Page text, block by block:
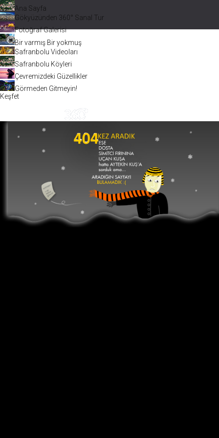
Ana Sayfa
Gökyüzünden 360° Sanal Tur
Fotoğraf Galerisi
Bir varmış Bir yokmuş
Safranbolu Videoları
Safranbolu Köyleri
Çevremizdeki Güzellikler
Görmeden Gitmeyin!
Keşfet